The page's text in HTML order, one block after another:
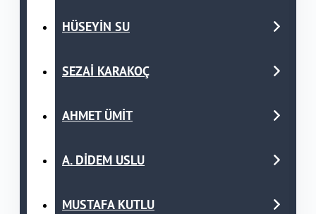
HÜSEYİN SU
SEZAİ KARAKOÇ
AHMET ÜMİT
A. DİDEM USLU
MUSTAFA KUTLU